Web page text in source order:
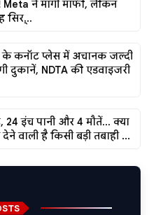
Meta ने मांगी माफी, लेकिन
सिर्...
के कनॉट प्लेस में अचानक जल्दी
दुकानें, NDTA की एडवाइजरी
24 इंच पानी और 4 मौतें... क्या
वाली है किसी बड़ी तबाही ...